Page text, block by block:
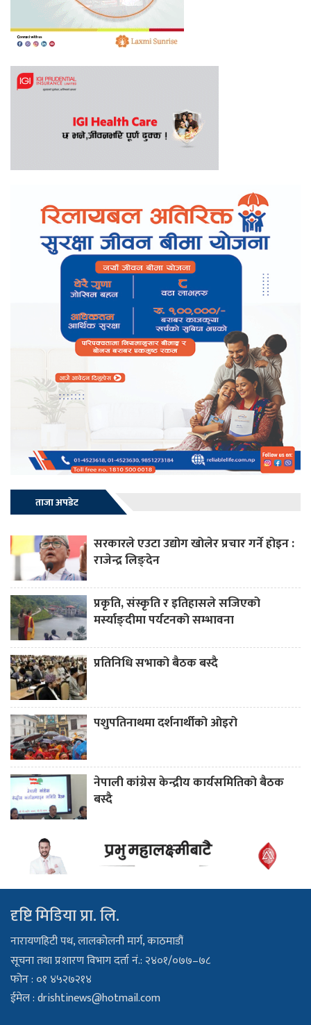
ताजा अपडेट
सरकारले एउटा उद्योग खोलेर प्रचार गर्ने होइन :
राजेन्द्र लिङ्देन
प्रकृति, संस्कृति र इतिहासले सजिएको
मर्स्याङ्दीमा पर्यटनको सम्भावना
प्रतिनिधि सभाको बैठक बस्दै
पशुपतिनाथमा दर्शनार्थीको ओइरो
नेपाली कांग्रेस केन्द्रीय कार्यसमितिको बैठक
बस्दै
दृष्टि मिडिया प्रा. लि.
नारायणहिटी पथ, लालकोलनी मार्ग, काठमाडौं
सूचना तथा प्रशारण विभाग दर्ता नं.: २४०१/०७७–७८
फोन : ०१ ४५२७२१४
ईमेल :drishtinews@hotmail.com